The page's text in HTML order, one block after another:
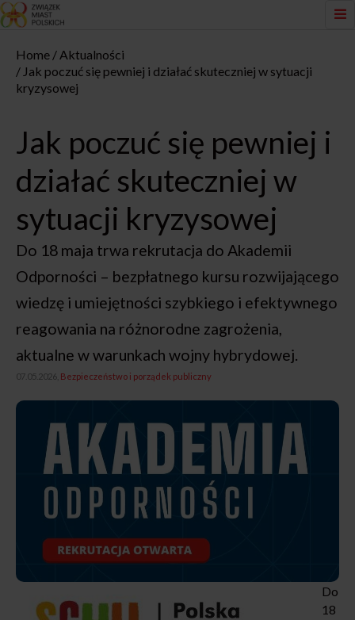
Home
Aktualności
Jak poczuć się pewniej i działać skuteczniej w sytuacji
kryzysowej
Jak poczuć się pewniej i
działać skuteczniej w
sytuacji kryzysowej
Do 18 maja trwa rekrutacja do Akademii
Odporności – bezpłatnego kursu rozwijającego
wiedzę i umiejętności szybkiego i efektywnego
reagowania na różnorodne zagrożenia,
aktualne w warunkach wojny hybrydowej.
07.05.2026, Bezpieczeństwo i porządek publiczny
Do
18